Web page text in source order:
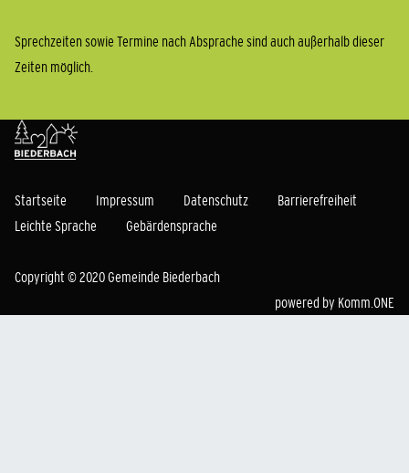
Sprechzeiten sowie Termine nach Absprache sind auch außerhalb dieser
Zeiten möglich.
Startseite Impressum Datenschutz
Barrierefreiheit
Leichte Sprache
Gebärdensprache
Copyright © 2020 Gemeinde Biederbach
powered by Komm.ONE